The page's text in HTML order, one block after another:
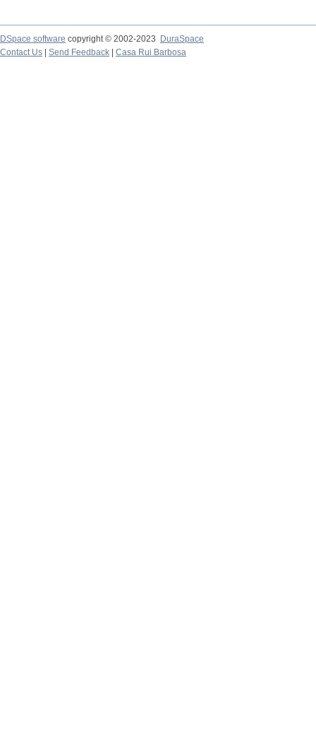
DSpace software copyright © 2002-2023
DuraSpace
Contact Us
Send Feedback Casa Rui Barbosa